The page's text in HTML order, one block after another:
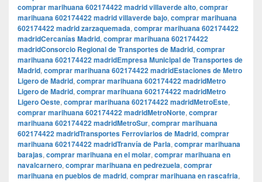
comprar marihuana 602174422 madrid villaverde alto, comprar
marihuana 602174422 madrid villaverde bajo, comprar marihuana
602174422 madrid zarzaquemada, comprar marihuana 602174422
madridCercanías Madrid, comprar marihuana 602174422
madridConsorcio Regional de Transportes de Madrid, comprar
marihuana 602174422 madridEmpresa Municipal de Transportes de
Madrid, comprar marihuana 602174422 madridEstaciones de Metro
Ligero de Madrid, comprar marihuana 602174422 madridMetro
Ligero de Madrid, comprar marihuana 602174422 madridMetro
Ligero Oeste, comprar marihuana 602174422 madridMetroEste,
comprar marihuana 602174422 madridMetroNorte, comprar
marihuana 602174422 madridMetroSur, comprar marihuana
602174422 madridTransportes Ferroviarios de Madrid, comprar
marihuana 602174422 madridTranvía de Parla, comprar marihuana
barajas, comprar marihuana en el molar, comprar marihuana en
navalcarnero, comprar marihuana en pedrezuela, comprar
marihuana en pueblos de madrid, comprar marihuana en rascafria,